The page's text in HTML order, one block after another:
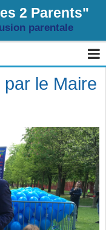
2 Parents"
parentale
le Maire